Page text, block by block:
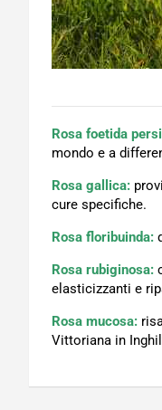
Rosa foetida
mondo e a
Rosa gallica:
cure specifiche.
Rosa floribuinda:
Rosa rubiginosa:
elasticizzanti e
Rosa mucosa:
Vittoriana in